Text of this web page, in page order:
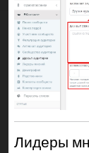
Лидеры